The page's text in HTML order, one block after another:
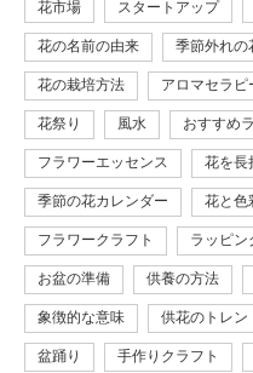
花市場 スタートアップ
花の名前の由来 季節外れの
花の栽培方法 アロマセラピ
花祭り 風水 おすすめ
フラワーエッセンス 花を長
季節の花カレンダー 花と色
フラワークラフト ラッピン
お盆の準備 供養の方法
象徴的な意味 供花のトレン
盆踊り 手作りクラフト